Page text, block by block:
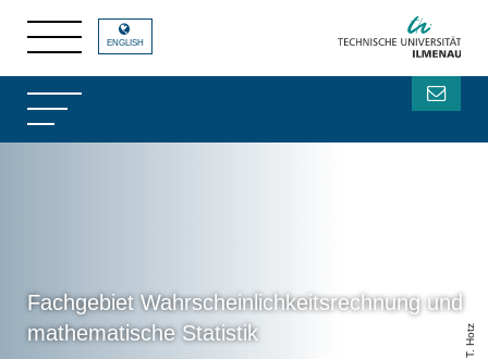
Fachgebiet Wahrscheinlichkeitsrechnung und
mathematische Statistik
T. Hotz
ENGLISH